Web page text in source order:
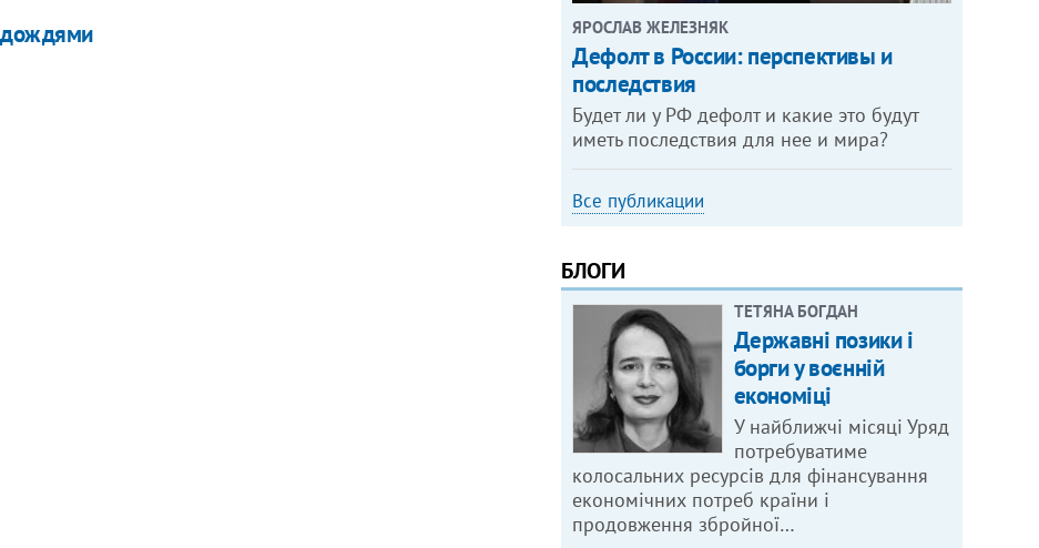
дождями ЯРОСЛАВ ЖЕЛЕЗНЯК
Дефолт в России: перспективы и
последствия
Будет ли у РФ дефолт и какие это будут
иметь последствия для нее и мира?
Все публикации
БЛОГИ
ТЕТЯНА БОГДАН
Державні позики і
борги у воєнній
економіці
У найближчі місяці Уряд
потребуватиме
колосальних ресурсів для фінансування
економічних потреб країни і
продовження збройної…